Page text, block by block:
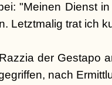
"Meinen Dienst
Letztmalig trat ich
der Gestapo
nach